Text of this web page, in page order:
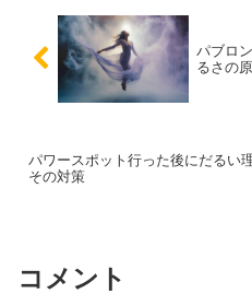
パブロ
るさの
パワースポット行った後にだるい
その対策
コメント